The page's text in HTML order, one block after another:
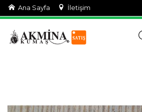
Ana Sayfa İletişim